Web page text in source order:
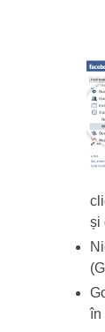
și
în